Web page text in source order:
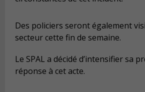
Des policiers seront également
secteur cette fin de semaine.
Le SPAL a décidé d’intensifier sa
réponse à cet acte.